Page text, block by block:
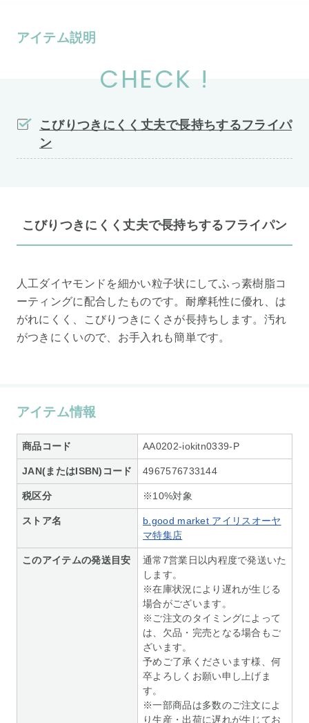
アイテム説明
CHECK !
こびりつきにくく丈夫で長持ちするフライパ
ン
こびりつきにくく丈夫で長持ちするフライパン
人工ダイヤモンドを細かい粒子状にしてふっ素樹脂コ
ーティングに配合したものです。耐摩耗性に優れ、は
がれにくく、こびりつきにくさが長持ちします。汚れ
がつきにくいので、お手入れも簡単です。
アイテム情報
商品コード AA0202-iokitn0339-P
JAN(またはISBN)コード 4967576733144
税区分 ※10%対象
ストア名
b.good market アイリスオーヤ
マ特集店
このアイテムの発送目安
通常7営業日以内程度で発送いた
します。
※在庫状況により遅れが生じる
場合がございます。
※ご注文のタイミングによって
は、欠品・完売となる場合もご
ざいます。
予めご了承くださいます様、何
卒よろしくお願い申し上げま
す。
※一部商品は多数のご注文によ
り生産・出荷に遅れが生じてお